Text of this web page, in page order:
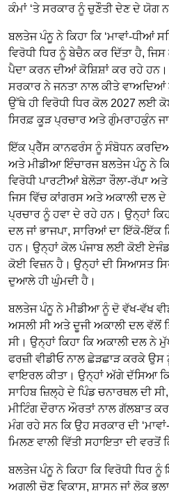
ਕੰਮਾਂ ‘ਤੇ ਸਰਕਾਰ ਨੂੰ ਚੁਣੌਤੀ ਦੇਣ ਦੇ ਯੋਗ
ਬਲਤੇਜ ਪੰਨੂ ਨੇ ਕਿਹਾ ਕਿ ‘ਮਾਵਾਂ-ਧੀਆਂ
ਵਿਰੋਧੀ ਧਿਰ ਨੂੰ ਬੇਚੈਨ ਕਰ ਦਿੱਤਾ ਹੈ,
ਪੈਦਾ ਕਰਨ ਦੀਆਂ ਕੋਸ਼ਿਸ਼ਾਂ ਕਰ ਰਹੇ ਹਨ।
ਸਰਕਾਰ ਨੇ ਜਨਤਾ ਨਾਲ ਕੀਤੇ
ਉੱਥੇ ਹੀ ਵਿਰੋਧੀ ਧਿਰ ਕੋਲ 2027 ਲਈ
ਸਿਰਫ਼ ਕੂੜ ਪ੍ਰਚਾਰ ਅਤੇ ਗੁੰਮਰਾਹਕੁੰਨ
ਇੱਕ ਪ੍ਰੈੱਸ ਕਾਨਫਰੰਸ ਨੂੰ ਸੰਬੋਧਨ
ਅਤੇ ਮੀਡੀਆ ਇੰਚਾਰਜ ਬਲਤੇਜ ਪੰਨੂ ਨੇ
ਵਿਰੋਧੀ ਪਾਰਟੀਆਂ ਬੇਲੋੜਾ ਰੌਲਾ-ਰੱਪਾ
ਜਿਸ ਵਿੱਚ ਕਾਂਗਰਸ ਅਤੇ ਅਕਾਲੀ
ਪ੍ਰਚਾਰ ਨੂੰ ਹਵਾ ਦੇ ਰਹੇ ਹਨ। ਉਨ੍ਹਾਂ
ਦਲ ਜਾਂ ਭਾਜਪਾ, ਸਾਰਿਆਂ ਦਾ ਇੱਕੋ-ਇੱਕ
ਹਨ। ਉਨ੍ਹਾਂ ਕੋਲ ਪੰਜਾਬ ਲਈ ਕੋਈ
ਕੋਈ ਵਿਜ਼ਨ ਹੈ। ਉਨ੍ਹਾਂ ਦੀ ਸਿਆਸਤ
ਦੁਆਲੇ ਹੀ ਘੁੰਮਦੀ ਹੈ।
ਬਲਤੇਜ ਪੰਨੂ ਨੇ ਮੀਡੀਆ ਨੂੰ ਦੋ ਵੱਖ-ਵੱਖ
ਅਸਲੀ ਸੀ ਅਤੇ ਦੂਜੀ ਅਕਾਲੀ ਦਲ ਵੱਲੋਂ
ਸੀ। ਉਨ੍ਹਾਂ ਕਿਹਾ ਕਿ ਅਕਾਲੀ ਦਲ ਨੇ
ਫਰਜ਼ੀ ਵੀਡੀਓ ਨਾਲ ਛੇੜਛਾੜ ਕਰਕੇ
ਵਾਇਰਲ ਕੀਤਾ। ਉਨ੍ਹਾਂ ਅੱਗੇ ਦੱਸਿਆ
ਸਾਹਿਬ ਜ਼ਿਲ੍ਹੇ ਦੇ ਪਿੰਡ ਚਨਾਰਥਲ ਦੀ
ਮੀਟਿੰਗ ਦੌਰਾਨ ਔਰਤਾਂ ਨਾਲ ਗੱਲਬਾਤ
ਮੰਗ ਰਹੇ ਸਨ ਕਿ ਉਹ ਸਰਕਾਰ ਦੀ
ਮਿਲਣ ਵਾਲੀ ਵਿੱਤੀ ਸਹਾਇਤਾ ਦੀ
ਬਲਤੇਜ ਪੰਨੂ ਨੇ ਕਿਹਾ ਕਿ ਵਿਰੋਧੀ ਧਿਰ
ਅਗਲੀ ਚੋਣ ਵਿਕਾਸ, ਸ਼ਾਸਨ ਜਾਂ ਲੋਕ